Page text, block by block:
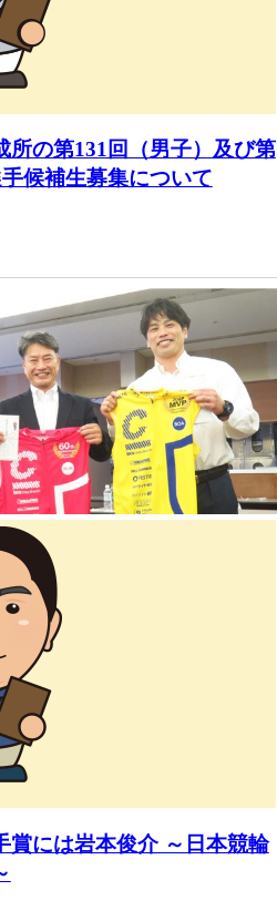
所の第131回（男子）及び第
候補生募集について
賞には岩本俊介 ～日本競輪